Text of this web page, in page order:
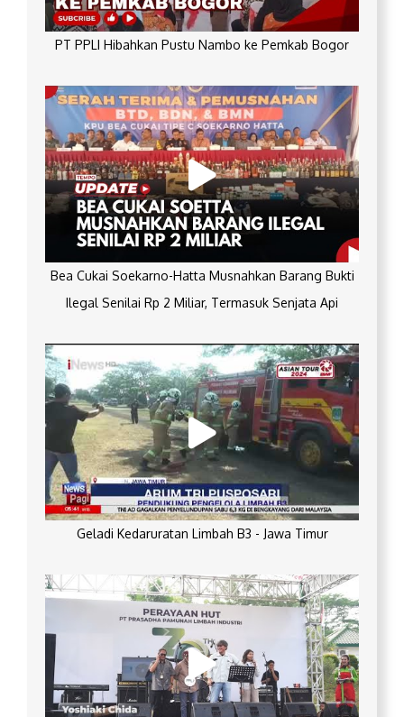
PT PPLI Hibahkan Pustu Nambo ke Pemkab Bogor
Bea Cukai Soekarno-Hatta Musnahkan Barang Bukti
Ilegal Senilai Rp 2 Miliar, Termasuk Senjata Api
Geladi Kedaruratan Limbah B3 - Jawa Timur